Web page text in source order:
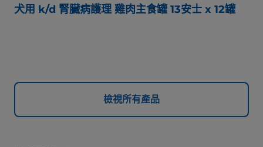
犬用 k/d 腎臟病護理 雞肉主食罐 13安士 x 12罐
檢視所有產品